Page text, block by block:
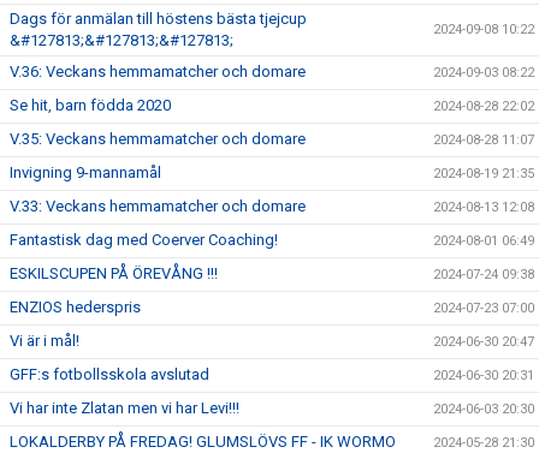
Dags för anmälan till höstens bästa tjejcup
&#127813;&#127813;&#127813;
2024-09-08 10:22
V.36: Veckans hemmamatcher och domare 2024-09-03 08:22
Se hit, barn födda 2020 2024-08-28 22:02
V.35: Veckans hemmamatcher och domare 2024-08-28 11:07
Invigning 9-mannamål 2024-08-19 21:35
V.33: Veckans hemmamatcher och domare 2024-08-13 12:08
Fantastisk dag med Coerver Coaching! 2024-08-01 06:49
ESKILSCUPEN PÅ ÖREVÅNG !!! 2024-07-24 09:38
ENZIOS hederspris 2024-07-23 07:00
Vi är i mål! 2024-06-30 20:47
GFF:s fotbollsskola avslutad 2024-06-30 20:31
Vi har inte Zlatan men vi har Levi!!! 2024-06-03 20:30
LOKALDERBY PÅ FREDAG! GLUMSLÖVS FF - IK WORMO 2024-05-28 21:30